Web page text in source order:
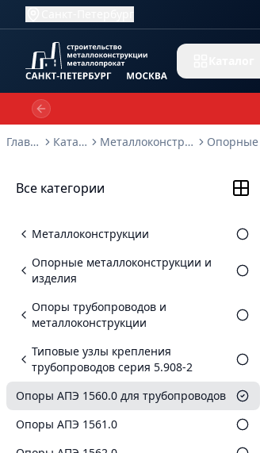
Previous slide
Главная
Каталог Металлоконструкции
Все категории
Металлоконструкции
Опорные металлоконструкции и
изделия
Опоры трубопроводов и
металлоконструкции
Типовые узлы крепления
трубопроводов серия 5.908-2
Опоры АПЭ 1560.0 для трубопроводов
Опоры АПЭ 1561.0